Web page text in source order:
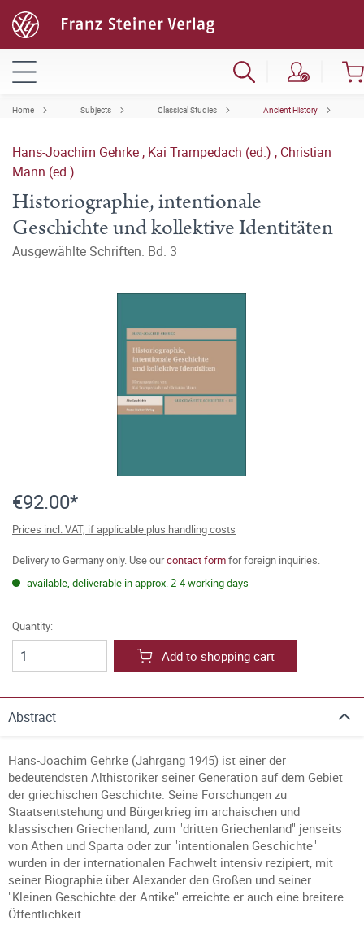
Home Subjects Classical Studies Ancient History
Hans-Joachim Gehrke , Kai Trampedach (ed.) , Christian
Mann (ed.)
Historiographie, intentionale
Geschichte und kollektive Identitäten
Ausgewählte Schriften. Bd. 3
€92.00*
Prices incl. VAT, if applicable plus handling costs
Delivery to Germany only. Use ourcontact formfor foreign inquiries.
available, deliverable in approx. 2-4 working days
Quantity:
Add to shopping cart
Abstract
Hans-Joachim Gehrke (Jahrgang 1945) ist einer der
bedeutendsten Althistoriker seiner Generation auf dem Gebiet
der griechischen Geschichte. Seine Forschungen zu
Staatsentstehung und Bürgerkrieg im archaischen und
klassischen Griechenland, zum "dritten Griechenland" jenseits
von Athen und Sparta oder zur "intentionalen Geschichte"
wurden in der internationalen Fachwelt intensiv rezipiert, mit
seiner Biographie über Alexander den Großen und seiner
"Kleinen Geschichte der Antike" erreichte er auch eine breitere
Öffentlichkeit.